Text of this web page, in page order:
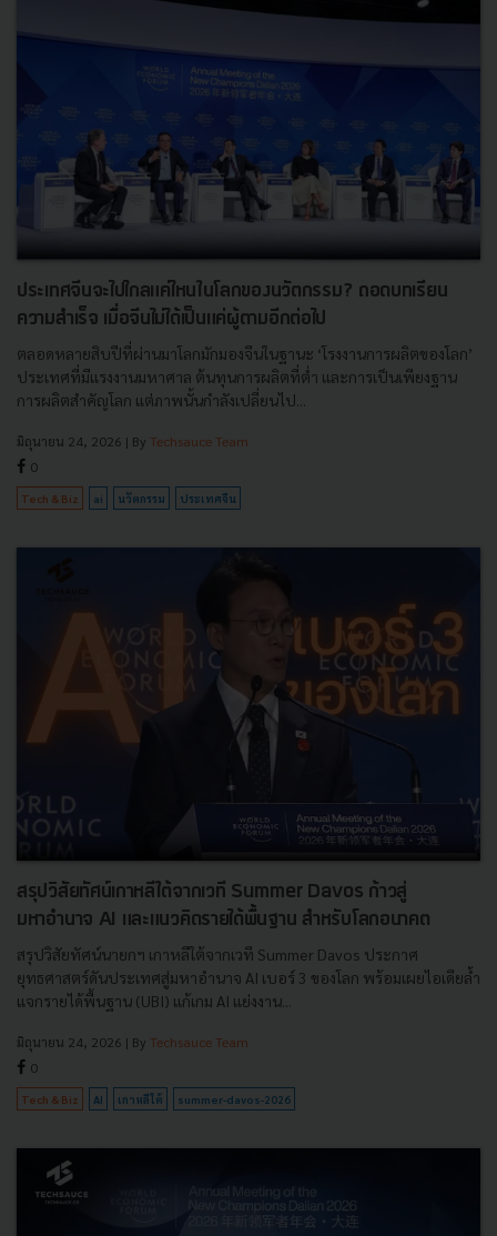
ประเทศจีนจะไปไกลแค่ไหนในโลกของนวัตกรรม? ถอดบทเรียน
ความสำเร็จ เมื่อจีนไม่ได้เป็นแค่ผู้ตามอีกต่อไป
ตลอดหลายสิบปีที่ผ่านมาโลกมักมองจีนในฐานะ ‘โรงงานการผลิตของโลก’
ประเทศที่มีแรงงานมหาศาล ต้นทุนการผลิตที่ต่ำ และการเป็นเพียงฐาน
การผลิตสำคัญโลก แต่ภาพนั้นกำลังเปลี่ยนไป...
มิถุนายน 24, 2026 | By Techsauce Team
0
Tech & Biz ai นวัตกรรม ประเทศจีน
สรุปวิสัยทัศน์เกาหลีใต้จากเวที Summer Davos ก้าวสู่
มหาอำนาจ AI และแนวคิดรายได้พื้นฐาน สำหรับโลกอนาคต
สรุปวิสัยทัศน์นายกฯ เกาหลีใต้จากเวที Summer Davos ประกาศ
ยุทธศาสตร์ดันประเทศสู่มหาอำนาจ AI เบอร์ 3 ของโลก พร้อมเผยไอเดียล้ำ
แจกรายได้พื้นฐาน (UBI) แก้เกม AI แย่งงาน...
มิถุนายน 24, 2026 | By Techsauce Team
0
Tech & Biz AI เกาหลีใต้ summer-davos-2026